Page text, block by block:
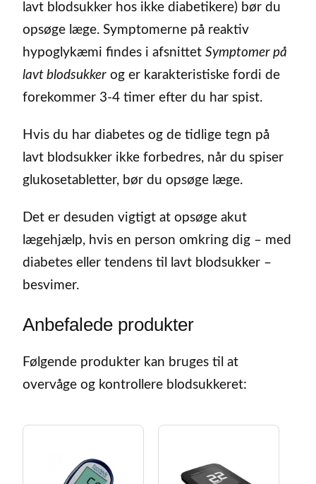
lavt blodsukker hos ikke diabetikere) bør du
opsøge læge. Symptomerne på reaktiv
hypoglykæmi findes i afsnittet Symptomer på
lavt blodsukker og er karakteristiske fordi de
forekommer 3-4 timer efter du har spist.
Hvis du har diabetes og de tidlige tegn på
lavt blodsukker ikke forbedres, når du spiser
glukosetabletter, bør du opsøge læge.
Det er desuden vigtigt at opsøge akut
lægehjælp, hvis en person omkring dig – med
diabetes eller tendens til lavt blodsukker –
besvimer.
Anbefalede produkter
Følgende produkter kan bruges til at
overvåge og kontrollere blodsukkeret: